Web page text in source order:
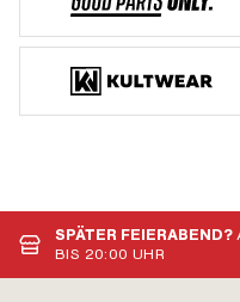
SPÄTER FEIERABEND?
BIS 20:00 UHR